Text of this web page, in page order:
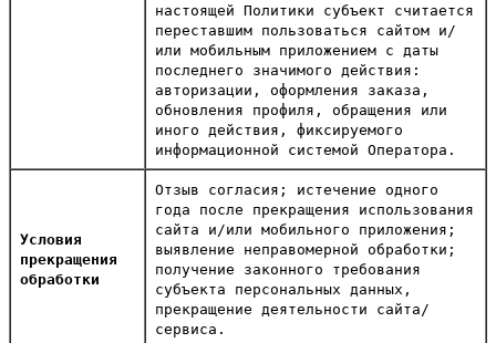
настоящей Политики субъект считается
переставшим пользоваться сайтом и/
или мобильным приложением с даты
последнего значимого действия:
авторизации, оформления заказа,
обновления профиля, обращения или
иного действия, фиксируемого
информационной системой Оператора.
Условия
прекращения
обработки
Отзыв согласия; истечение одного
года после прекращения использования
сайта и/или мобильного приложения;
выявление неправомерной обработки;
получение законного требования
субъекта персональных данных,
прекращение деятельности сайта/
сервиса.